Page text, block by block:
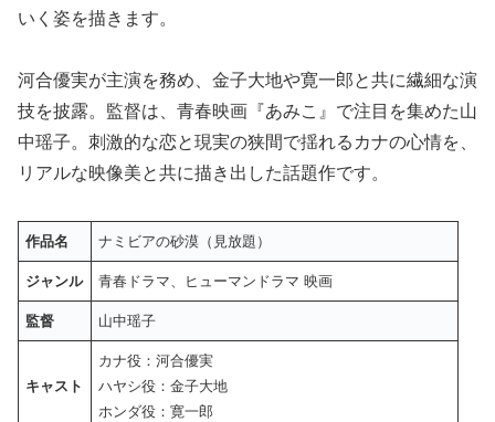
いく姿を描きます。
河合優実が主演を務め、金子大地や寛一郎と共に繊細な演
技を披露。監督は、青春映画『あみこ』で注目を集めた山
中瑶子。刺激的な恋と現実の狭間で揺れるカナの心情を、
リアルな映像美と共に描き出した話題作です。
作品名 ナミビアの砂漠（見放題）
ジャンル 青春ドラマ、ヒューマンドラマ 映画
監督 山中瑶子
キャスト
カナ役：河合優実
ハヤシ役：金子大地
ホンダ役：寛一郎